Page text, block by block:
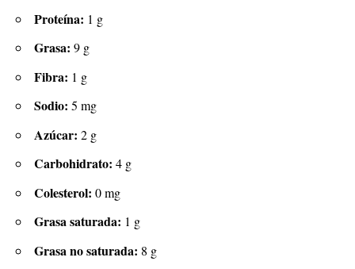
Proteína: 1 g
Grasa: 9 g
Fibra: 1 g
Sodio: 5 mg
Azúcar: 2 g
Carbohidrato: 4 g
Colesterol: 0 mg
Grasa saturada: 1 g
Grasa no saturada: 8 g